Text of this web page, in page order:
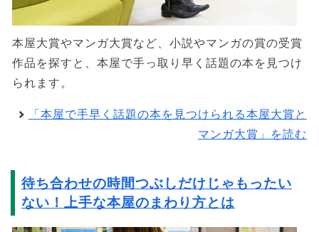
本屋大賞やマンガ大賞など、小説やマンガの賞の受賞
作品を探すと、本屋で手っ取り早く話題の本を見つけ
られます。
「本屋で手早く話題の本を見つけられる本屋大賞と
マンガ大賞」を読む
待ち合わせの時間つぶしだけじゃもったい
ない！上手な本屋のまわり方とは